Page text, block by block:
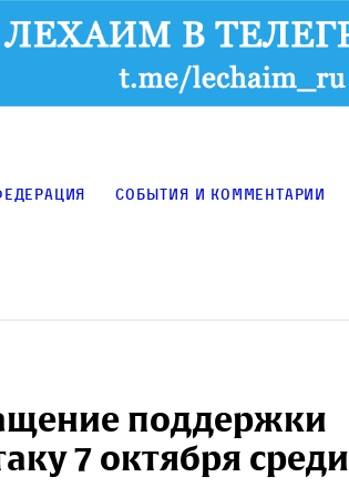
События и комментарии
поддержки
7 октября среди